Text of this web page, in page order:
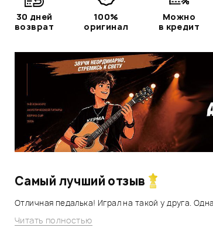
30 дней
возврат
100%
оригинал
Можно
в кредит
Самый лучший отзыв
Отличная педалька! Играл на такой у друга.
Читать полностью